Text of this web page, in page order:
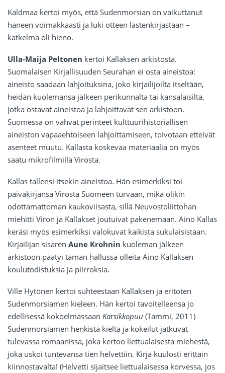
Kaldmaa kertoi myös, että Sudenmorsian on vaikuttanut
häneen voimakkaasti ja luki otteen lastenkirjastaan –
katkelma oli hieno.
Ulla-Maija Peltonen kertoi Kallaksen arkistosta.
Suomalaisen Kirjallisuuden Seurahan ei osta aineistoa:
aineisto saadaan lahjoituksina, joko kirjailijoilta itseltään,
heidän kuolemansa jälkeen perikunnalta tai kansalaisilta,
jotka ostavat aineistoa ja lahjoittavat sen arkistoon.
Suomessa on vahvat perinteet kulttuurihistoriallisen
aineiston vapaaehtoiseen lahjoittamiseen, toivotaan etteivät
asenteet muutu. Kallasta koskevaa materiaalia on myös
saatu mikrofilmillä Virosta.
Kallas tallensi itsekin aineistoa. Hän esimerkiksi toi
päiväkirjansa Virosta Suomeen turvaan, mikä olikin
odottamattoman kaukoviisasta, sillä Neuvostoliittohan
miehitti Viron ja Kallakset joutuivat pakenemaan. Aino Kallas
keräsi myös esimerkiksi valokuvat kaikista sukulaisistaan.
Kirjailijan sisaren Aune Krohnin kuoleman jälkeen
arkistoon päätyi tämän hallussa olleita Aino Kallaksen
koulutodistuksia ja piirroksia.
Ville Hytönen kertoi suhteestaan Kallaksen ja eritoten
Sudenmorsiamen kieleen. Hän kertoi tavoitelleensa jo
edellisessä kokoelmassaan Karsikkopuu (Tammi, 2011)
Sudenmorsiamen henkistä kieltä ja kokeilut jatkuvat
tulevassa romaanissa, joka kertoo liettualaisesta miehestä,
joka uskoi tuntevansa tien helvettiin. Kirja kuulosti erittäin
kiinnostavalta! (Helvetti sijaitsee liettualaisessa korvessa, jos